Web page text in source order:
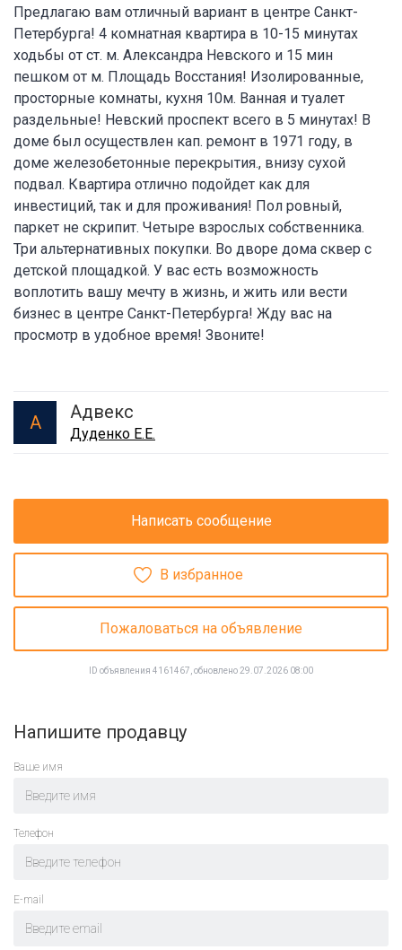
Предлагаю вам отличный вариант в центре Санкт-
Петербурга! 4 комнатная квартира в 10-15 минутах
ходьбы от ст. м. Александра Невского и 15 мин
пешком от м. Площадь Восстания! Изолированные,
просторные комнаты, кухня 10м. Ванная и туалет
раздельные! Невский проспект всего в 5 минутах! В
доме был осуществлен кап. ремонт в 1971 году, в
доме железобетонные перекрытия., внизу сухой
подвал. Квартира отлично подойдет как для
инвестиций, так и для проживания! Пол ровный,
паркет не скрипит. Четыре взрослых собственника.
Три альтернативных покупки. Во дворе дома сквер с
детской площадкой. У вас есть возможность
воплотить вашу мечту в жизнь, и жить или вести
бизнес в центре Санкт-Петербурга! Жду вас на
просмотр в удобное время! Звоните!
А Адвекс
Дуденко Е.Е.
Написать сообщение
В избранное
Пожаловаться на объявление
ID объявления 4161467, обновлено 29.07.2026 08:00
Напишите продавцу
Ваше имя
Телефон
E-mail